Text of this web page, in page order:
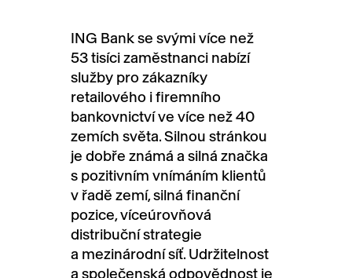
ING Bank se svými více než
53 tisíci zaměstnanci nabízí
služby pro zákazníky
retailového i firemního
bankovnictví ve více než 40
zemích světa. Silnou stránkou
je dobře známá a silná značka
s pozitivním vnímáním klientů
v řadě zemí, silná finanční
pozice, víceúrovňová
distribuční strategie
a mezinárodní síť. Udržitelnost
a společenská odpovědnost je